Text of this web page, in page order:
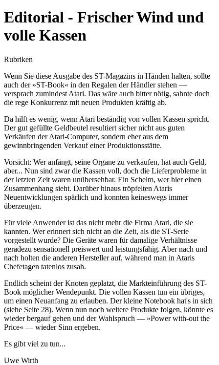
Editorial - Frischer Wind und
volle Kassen
Rubriken
Wenn Sie diese Ausgabe des ST-Magazins in Händen halten, sollte
auch der »ST-Book« in den Regalen der Händler stehen —
versprach zumindest Atari. Das wäre auch bitter nötig, sahnte doch
die rege Konkurrenz mit neuen Produkten kräftig ab.
Da hilft es wenig, wenn Atari beständig von vollen Kassen spricht.
Der gut gefüllte Geldbeutel resultiert sicher nicht aus guten
Verkäufen der Atari-Computer, sondern eher aus dem
gewinnbringenden Verkauf einer Produktionsstätte.
Vorsicht: Wer anfängt, seine Organe zu verkaufen, hat auch Geld,
aber... Nun sind zwar die Kassen voll, doch die Lieferprobleme in
der letzten Zeit waren unübersehbar. Ein Schelm, wer hier einen
Zusammenhang sieht. Darüber hinaus tröpfelten Ataris
Neuentwicklungen spärlich und konnten keineswegs immer
überzeugen.
Für viele Anwender ist das nicht mehr die Firma Atari, die sie
kannten. Wer erinnert sich nicht an die Zeit, als die ST-Serie
vorgestellt wurde? Die Geräte waren für damalige Verhältnisse
geradezu sensationell preiswert und leistungsfähig. Aber nach und
nach holten die anderen Hersteller auf, während man in Ataris
Chefetagen tatenlos zusah.
Endlich scheint der Knoten geplatzt, die Markteinführung des ST-
Book möglicher Wendepunkt. Die vollen Kassen tun ein übriges,
um einen Neuanfang zu erlauben. Der kleine Notebook hat's in sich
(siehe Seite 28). Wenn nun noch weitere Produkte folgen, könnte es
wieder bergauf gehen und der Wahlspruch — »Power with-out the
Price« — wieder Sinn ergeben.
Es gibt viel zu tun...
Uwe Wirth